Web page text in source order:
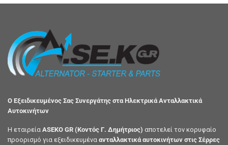
Ο Εξειδικευμένος Σας Συνεργάτης στα Ηλεκτρικά Ανταλλακτικά
Αυτοκινήτων
Η εταιρεία ASEKO GR (Κοντός Γ. Δημήτριος) αποτελεί τον κορυφαίο
προορισμό για εξειδικευμένα ανταλλακτικά αυτοκινήτων στις Σέρρες